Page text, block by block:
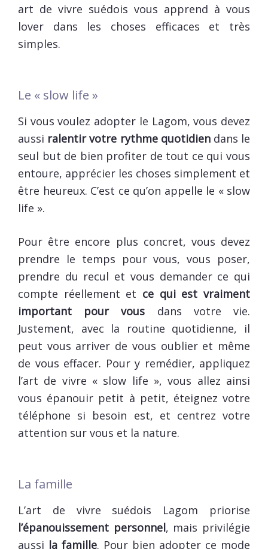
art de vivre suédois vous apprend à vous
lover dans les choses efficaces et très
simples.
Le « slow life »
Si vous voulez adopter le Lagom, vous devez
aussi ralentir votre rythme quotidiendans le
seul but de bien profiter de tout ce qui vous
entoure, apprécier les choses simplement et
être heureux. C’est ce qu’on appelle le « slow
life ».
Pour être encore plus concret, vous devez
prendre le temps pour vous, vous poser,
prendre du recul et vous demander ce qui
compte réellement et ce qui est vraiment
important pour vous dans votre vie.
Justement, avec la routine quotidienne, il
peut vous arriver de vous oublier et même
de vous effacer. Pour y remédier, appliquez
l’art de vivre « slow life », vous allez ainsi
vous épanouir petit à petit, éteignez votre
téléphone si besoin est, et centrez votre
attention sur vous et la nature.
La famille
L’art de vivre suédois Lagom priorise
l’épanouissement personnel, mais privilégie
aussi la famille. Pour bien adopter ce mode